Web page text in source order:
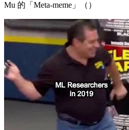
Mu 的「Meta-meme」（）